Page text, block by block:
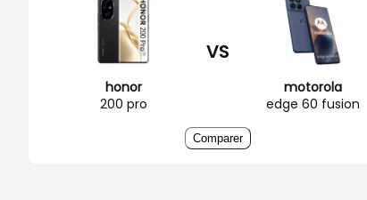
honor
200 pro
VS
motorola
edge 60 fusion
Comparer